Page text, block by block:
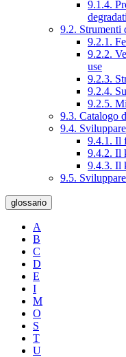
9.1.4.
9.2. Strumenti
9.2.1.
9.2.2.
use
9.2.3.
9.2.4.
9.2.5.
9.3. Catalogo
9.4.
9.4.1. Il
9.4.2. Il
9.4.3. Il
9.5.
glossario
A
B
C
D
E
I
M
O
S
T
U